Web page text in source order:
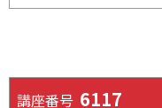
講座番号 6117